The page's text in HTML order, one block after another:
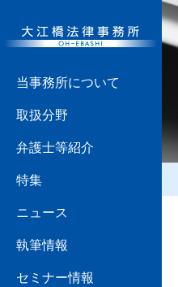
当事務所について
取扱分野
弁護士等紹介
特集
ニュース
執筆情報
セミナー情報